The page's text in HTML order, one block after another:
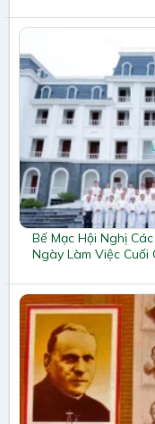
Bế Mạc Hội Nghị
Ngày Làm Việc Cuối